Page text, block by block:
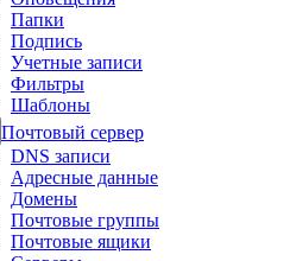
Папки
Подпись
Учетные записи
Фильтры
Шаблоны
Почтовый сервер
DNS записи
Адресные данные
Домены
Почтовые группы
Почтовые ящики